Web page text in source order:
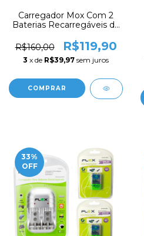
Carregador Mox Com 2
Baterias Recarregáveis de
Rtu Led
R$160,00 R$119,90
3 x de R$39,97 sem juros
33%
OFF